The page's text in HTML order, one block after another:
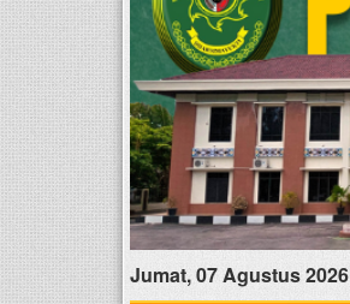
Jumat, 07 Agustus 2026